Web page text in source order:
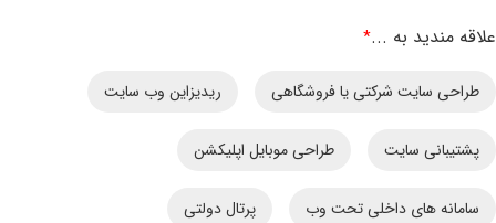
مندید به ...
سایت شرکتی یا فروشگاهی ریدیزاین وب سایت
سایت طراحی موبایل اپلیکشن
های داخلی تحت وب پرتال دولتی